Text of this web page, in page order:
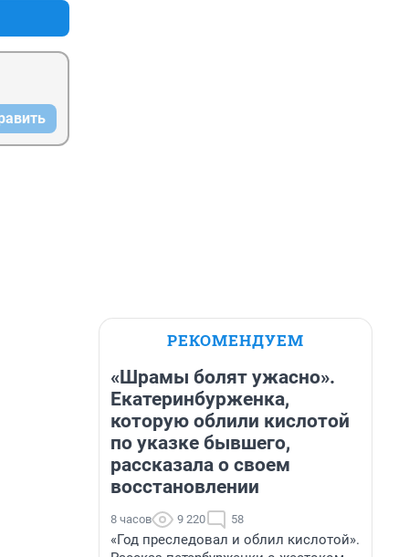
РЕКОМЕНДУЕМ
«Шрамы болят ужасно».
Екатеринбурженка,
которую облили кислотой
по указке бывшего,
рассказала о своем
восстановлении
8 часов 9 220 58
«Год преследовал и облил кислотой».